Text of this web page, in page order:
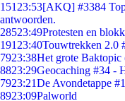
151 23:53[AKQ] #3384
antwoorden.
28523:49Protesten en
191 23:40Touwtrekken 2.0
7923:38Het grote Baktopic
8823:29Geocaching #34 -
7923:21De Avondetappe
8923:09Palworld